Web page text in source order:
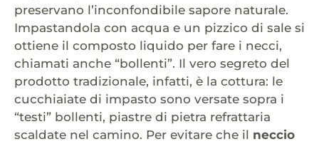
preservano l’inconfondibile sapore naturale.
Impastandola con acqua e un pizzico di sale si
ottiene il composto liquido per fare i necci,
chiamati anche “bollenti”. Il vero segreto del
prodotto tradizionale, infatti, è la cottura: le
cucchiaiate di impasto sono versate sopra i
“testi” bollenti, piastre di pietra refrattaria
scaldate nel camino. Per evitare che il neccio